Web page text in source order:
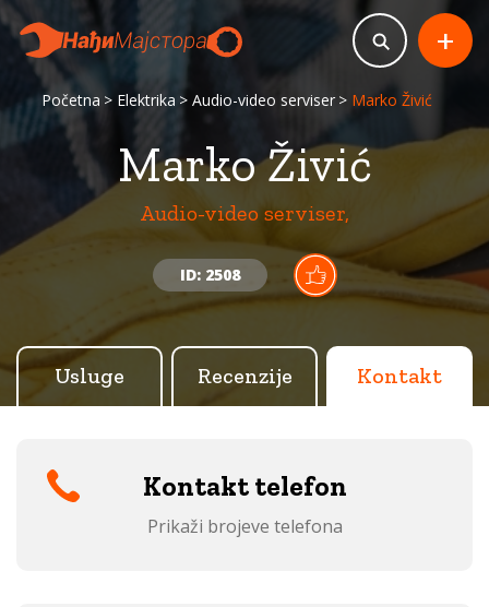
Početna Elektrika Audio-video serviser Marko Živić
Marko Živić
Audio-video serviser,
ID: 2508
+
Usluge Recenzije Kontakt
Kontakt telefon
Prikaži brojeve telefona